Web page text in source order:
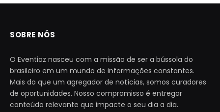
SOBRE NÓS
O Eventioz nasceu com a missão de ser a bússola do
brasileiro em um mundo de informações constantes.
Mais do que um agregador de notícias, somos curadores
de oportunidades. Nosso compromisso é entregar
conteúdo relevante que impacte o seu dia a dia.